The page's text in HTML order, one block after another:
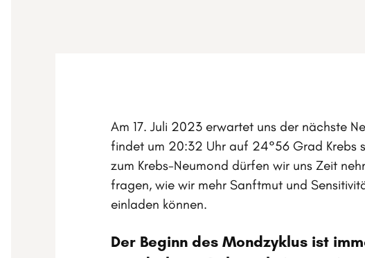
Am 17. Juli 2023 erwartet uns der nächste
findet um 20:32 Uhr auf 24°56 Grad Krebs
zum Krebs-Neumond dürfen wir uns Zeit
fragen, wie wir mehr Sanftmut und
einladen können.
Der Beginn des Mondzyklus ist